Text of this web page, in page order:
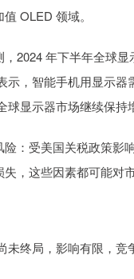
OLED 领域。
2024 年下半年全球
，智能手机用显示
显示器市场继续保持
：受美国关税政策影
，这些因素都可能对
未终局，影响有限，竞